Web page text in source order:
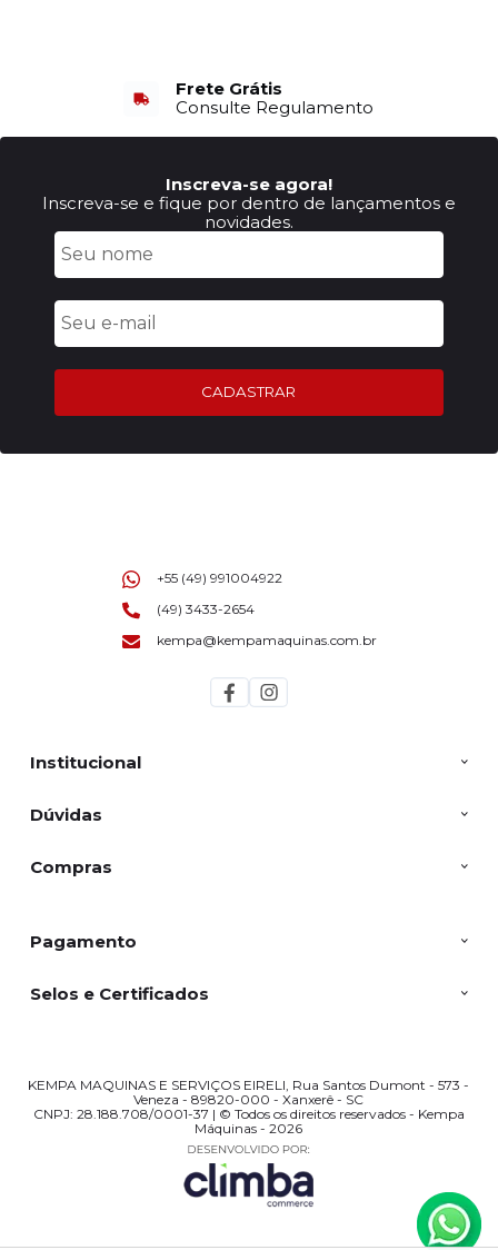
Frete Grátis
Consulte Regulamento
Inscreva-se agora!
Inscreva-se e fique por dentro de lançamentos e
novidades.
CADASTRAR
Institucional
Dúvidas
Compras
+55 (49) 991004922
(49) 3433-2654
kempa@kempamaquinas.com.br
Pagamento
Selos e Certificados
KEMPA MAQUINAS E SERVIÇOS EIRELI, Rua Santos Dumont - 573 -
Veneza - 89820-000 - Xanxerê - SC
CNPJ: 28.188.708/0001-37 | © Todos os direitos reservados - Kempa
Máquinas - 2026